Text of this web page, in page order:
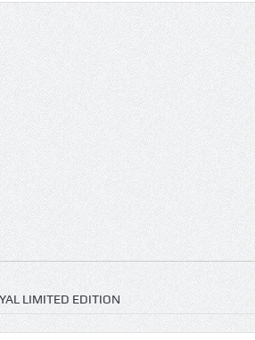
LIMITED EDITION